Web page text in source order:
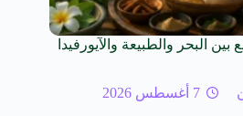
البحر والطبيعة والآيورفيدا
7 أغسطس 2026